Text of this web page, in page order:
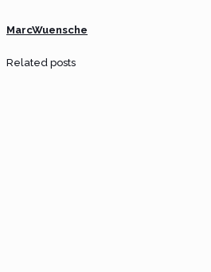
MarcWuensche
Related posts